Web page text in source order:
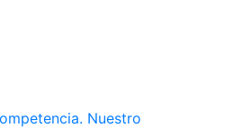
Nuestro